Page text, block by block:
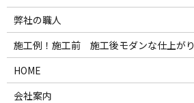
弊社の職人
施工例！施工前 施工後モダンな仕上がり
HOME
会社案内